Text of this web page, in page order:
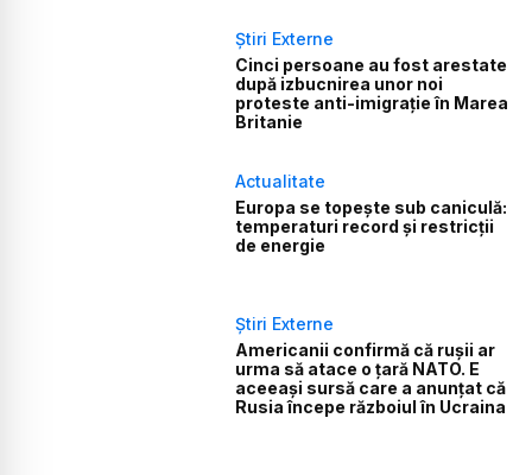
Știri Externe
Cinci persoane au fost arestate
după izbucnirea unor noi
proteste anti-imigrație în Marea
Britanie
Actualitate
Europa se topește sub caniculă:
temperaturi record și restricții
de energie
Știri Externe
Americanii confirmă că rușii ar
urma să atace o țară NATO. E
aceeași sursă care a anunțat că
Rusia începe războiul în Ucraina